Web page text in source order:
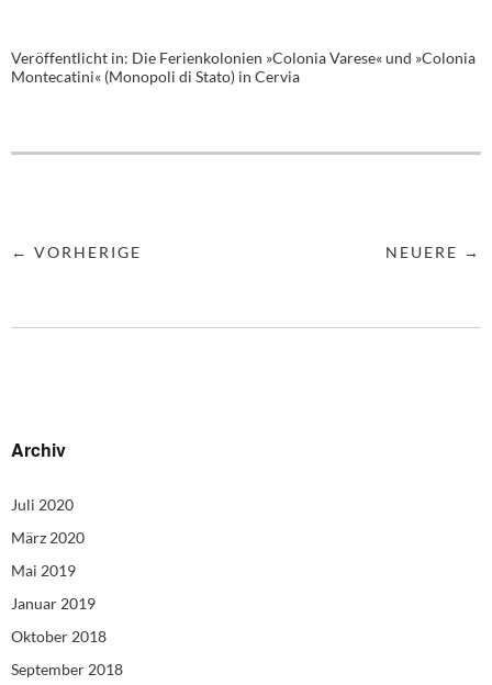
Veröffentlicht in: Die Ferienkolonien »Colonia Varese« und »Colonia
Montecatini« (Monopoli di Stato) in Cervia
← VORHERIGE NEUERE →
Archiv
Juli 2020
März 2020
Mai 2019
Januar 2019
Oktober 2018
September 2018